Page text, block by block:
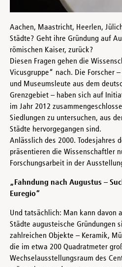
Aachen, Maastricht, Heerlen,
Städte? Geht ihre Gründung auf
römischen Kaiser, zurück?
Diesen Fragen gehen die
Vicusgruppe“ nach. Die Forscher
und Museumsleute aus dem
Grenzgebiet – haben sich auf
im Jahr 2012
Siedlungen zu untersuchen, aus
Städte hervorgegangen sind.
Anlässlich des 2000. Todesjahres
präsentieren die Wissenschaftler
Forschungsarbeit in der
„Fahndung nach Augustus –
Euregio“
Und tatsächlich: Man kann davon
Städte augusteische Gründungen
zahlreichen Objekte – Keramik,
die im etwa 200 Quadratmeter
Wechselausstellungsraum des